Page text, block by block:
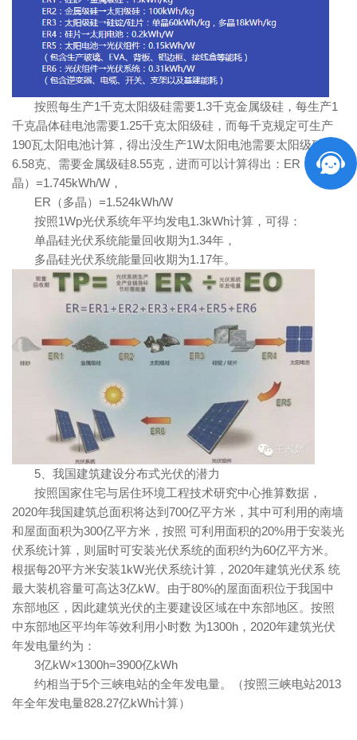
按照每生产1千克太阳级硅需要1.3千克金属级硅，每生产1
千克晶体硅电池需要1.25千克太阳级硅，而每千克规定可生产
190瓦太阳电池计算，得出没生产1W太阳电池需要太阳级硅
6.58克、需要金属级硅8.55克，进而可以计算得出：ER（单
晶）=1.745kWh/W，
ER（多晶）=1.524kWh/W
按照1Wp光伏系统年平均发电1.3kWh计算，可得：
单晶硅光伏系统能量回收期为1.34年，
多晶硅光伏系统能量回收期为1.17年。
5、我国建筑建设分布式光伏的潜力
按照国家住宅与居住环境工程技术研究中心推算数据，
2020年我国建筑总面积将达到700亿平方米，其中可利用的南墙
和屋面面积为300亿平方米，按照 可利用面积的20%用于安装光
伏系统计算，则届时可安装光伏系统的面积约为60亿平方米。
根据每20平方米安装1kW光伏系统计算，2020年建筑光伏系 统
最大装机容量可高达3亿kW。由于80%的屋面面积位于我国中
东部地区，因此建筑光伏的主要建设区域在中东部地区。按照
中东部地区平均年等效利用小时数 为1300h，2020年建筑光伏
年发电量约为：
3亿kW×1300h=3900亿kWh
约相当于5个三峡电站的全年发电量。（按照三峡电站2013
年全年发电量828.27亿kWh计算）